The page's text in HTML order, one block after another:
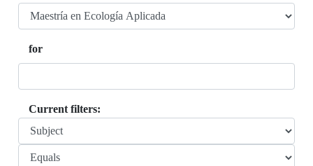
for
Current filters: